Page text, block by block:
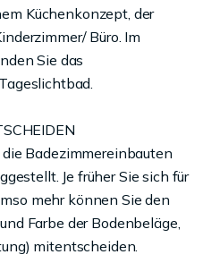
Küchenkonzept, der
Büro. Im
Sie das
Badezimmereinbauten
Je früher Sie sich für
mehr können Sie den
Farbe der Bodenbeläge,
mitentscheiden.